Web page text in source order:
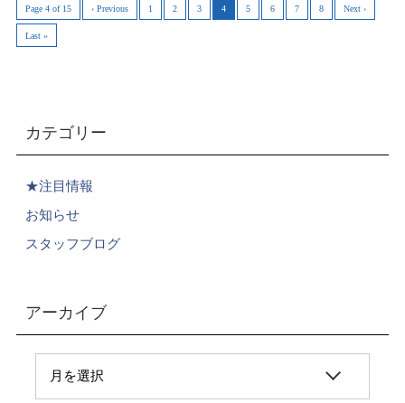
Page 4 of 15 ‹ Previous 1 2 3 4 5 6 7 8 Next ›
Last »
カテゴリー
★注目情報
お知らせ
スタッフブログ
アーカイブ